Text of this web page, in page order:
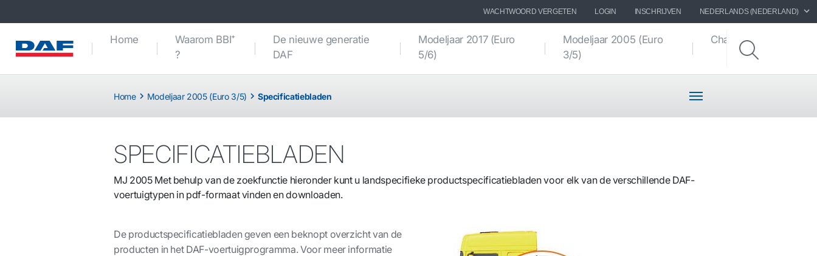
WACHTWOORD VERGETEN LOGIN INSCHRIJVEN NEDERLANDS (NEDERLAND)
Home
Waarom BBI⁺
?
De nieuwe generatie
DAF
Modeljaar 2017 (Euro
5/6)
Modeljaar 2005 (Euro
3/5)
Chassistekeningen
Home Modeljaar 2005 (Euro 3/5) Specificatiebladen
SPECIFICATIEBLADEN
MJ 2005 Met behulp van de zoekfunctie hieronder kunt u landspecifieke productspecificatiebladen voor elk van de verschillende DAF-
voertuigtypen in pdf-formaat vinden en downloaden.
De productspecificatiebladen geven een beknopt overzicht van de
producten in het DAF-voertuigprogramma. Voor meer informatie